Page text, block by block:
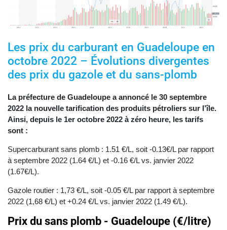
Les prix du carburant en Guadeloupe en
octobre 2022 – Évolutions divergentes
des prix du gazole et du sans-plomb
La préfecture de Guadeloupe a annoncé le 30 septembre
2022 la nouvelle tarification des produits pétroliers sur l’île.
Ainsi, depuis le 1er octobre 2022 à zéro heure, les tarifs
sont :
Supercarburant sans plomb : 1.51 €/L, soit -0.13€/L par rapport
à septembre 2022 (1.64 €/L) et -0.16 €/L vs. janvier 2022
(1.67€/L).
Gazole routier : 1,73 €/L, soit -0.05 €/L par rapport à septembre
2022 (1,68 €/L) et +0.24 €/L vs. janvier 2022 (1.49 €/L).